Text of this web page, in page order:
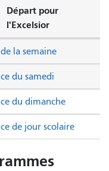
Départ pour
l'Excelsior
du samedi
du dimanche
la semaine
de jour scolaire